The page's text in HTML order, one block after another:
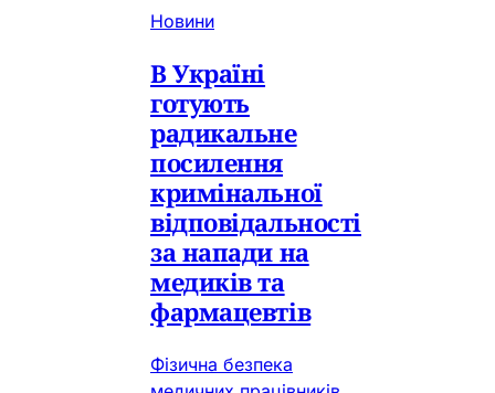
Новини
В Україні
готують
радикальне
посилення
кримінальної
відповідальності
за напади на
медиків та
фармацевтів
Фізична безпека